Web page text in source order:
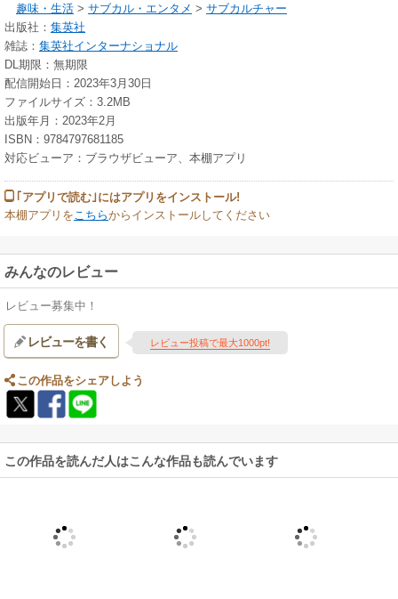
趣味・生活 > サブカル・エンタメ > サブカルチャー
出版社： 集英社
雑誌： 集英社インターナショナル
DL期限：無期限
配信開始日：2023年3月30日
ファイルサイズ：3.2MB
出版年月：2023年2月
ISBN：9784797681185
対応ビューア：ブラウザビューア、本棚アプリ
｢アプリで読む｣にはアプリをインストール!
本棚アプリを こちらからインストールしてください
みんなのレビュー
レビュー募集中！
レビューを書く レビュー投稿で最大1000pt!
この作品をシェアしよう
この作品を読んだ人はこんな作品も読んでいます